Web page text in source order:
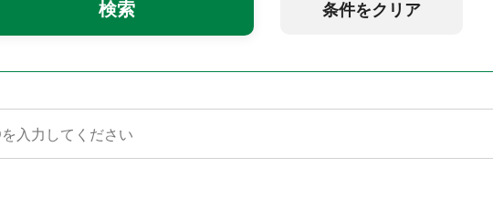
条件をクリア